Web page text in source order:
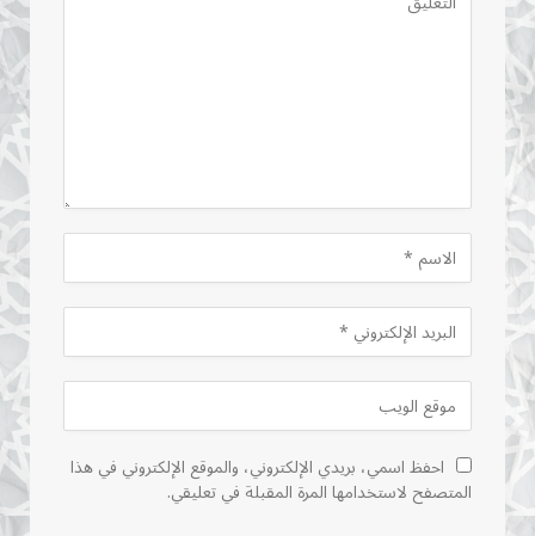
احفظ اسمي، بريدي الإلكتروني، والموقع الإلكتروني في هذا
المتصفح لاستخدامها المرة المقبلة في تعليقي.